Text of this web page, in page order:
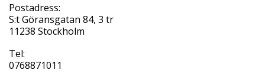
Postadress:
S:t Göransgatan 84, 3 tr
11238 Stockholm
Tel:
0768871011